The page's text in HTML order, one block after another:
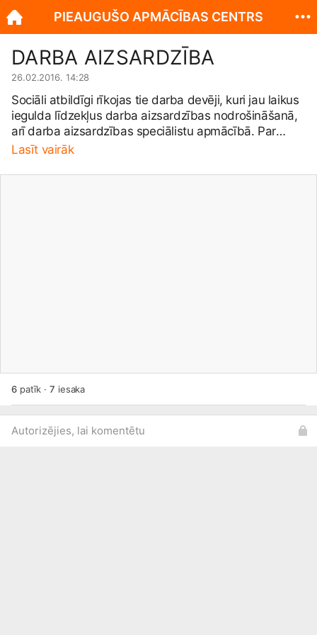
DARBA AIZSARDZĪBA
26.02.2016. 14:28
Sociāli atbildīgi rīkojas tie darba devēji, kuri jau laikus
iegulda līdzekļus darba aizsardzības nodrošināšanā,
arī darba aizsardzības speciālistu apmācībā. Par
darba aizsardzības nozīmi nereti sāk domāt tikai tad,
gadījums vai avārija. Sekas mēdz būt smagas -
Lasīt vairāk
6patīk ·7 iesaka
Autorizējies, lai komentētu
PIEAUGUŠO APMĀCĪBAS CENTRS